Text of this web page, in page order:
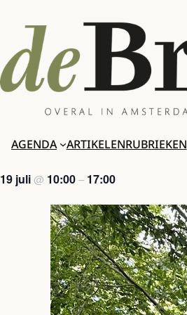
naar
inhoud
AGENDA ARTIKELENRUBRIEKEN
19 juli@ 10:00– 17:00